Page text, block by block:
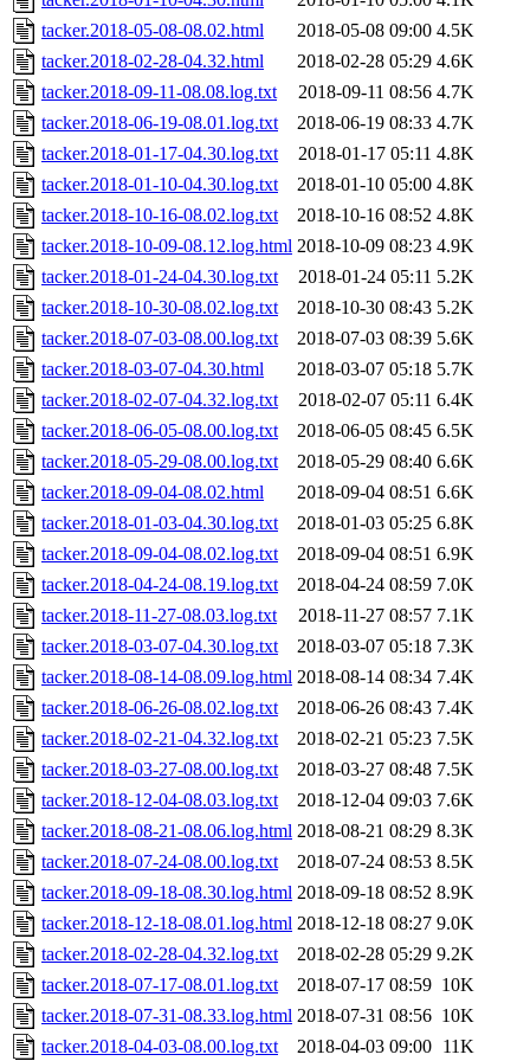
tacker.2018-05-08-08.02.html
2018-05-08 09:00 4.5K
tacker.2018-02-28-04.32.html
2018-02-28 05:29 4.6K
tacker.2018-09-11-08.08.log.txt
2018-09-11 08:56 4.7K
tacker.2018-06-19-08.01.log.txt
2018-06-19 08:33 4.7K
tacker.2018-01-17-04.30.log.txt
2018-01-17 05:11 4.8K
tacker.2018-01-10-04.30.log.txt
2018-01-10 05:00 4.8K
tacker.2018-10-16-08.02.log.txt
2018-10-16 08:52 4.8K
tacker.2018-10-09-08.12.log.html 2018-10-09 08:23 4.9K
tacker.2018-01-24-04.30.log.txt
2018-01-24 05:11 5.2K
tacker.2018-10-30-08.02.log.txt
2018-10-30 08:43 5.2K
tacker.2018-07-03-08.00.log.txt
2018-07-03 08:39 5.6K
tacker.2018-03-07-04.30.html
2018-03-07 05:18 5.7K
tacker.2018-02-07-04.32.log.txt
2018-02-07 05:11 6.4K
tacker.2018-06-05-08.00.log.txt
2018-06-05 08:45 6.5K
tacker.2018-05-29-08.00.log.txt
2018-05-29 08:40 6.6K
tacker.2018-09-04-08.02.html
2018-09-04 08:51 6.6K
tacker.2018-01-03-04.30.log.txt
2018-01-03 05:25 6.8K
tacker.2018-09-04-08.02.log.txt
2018-09-04 08:51 6.9K
tacker.2018-04-24-08.19.log.txt
2018-04-24 08:59 7.0K
tacker.2018-11-27-08.03.log.txt
2018-11-27 08:57 7.1K
tacker.2018-03-07-04.30.log.txt
2018-03-07 05:18 7.3K
tacker.2018-08-14-08.09.log.html 2018-08-14 08:34 7.4K
tacker.2018-06-26-08.02.log.txt
2018-06-26 08:43 7.4K
tacker.2018-02-21-04.32.log.txt
2018-02-21 05:23 7.5K
tacker.2018-03-27-08.00.log.txt
2018-03-27 08:48 7.5K
tacker.2018-12-04-08.03.log.txt
2018-12-04 09:03 7.6K
tacker.2018-08-21-08.06.log.html 2018-08-21 08:29 8.3K
tacker.2018-07-24-08.00.log.txt
2018-07-24 08:53 8.5K
tacker.2018-09-18-08.30.log.html 2018-09-18 08:52 8.9K
tacker.2018-12-18-08.01.log.html 2018-12-18 08:27 9.0K
tacker.2018-02-28-04.32.log.txt
2018-02-28 05:29 9.2K
tacker.2018-07-17-08.01.log.txt
2018-07-17 08:59 10K
tacker.2018-07-31-08.33.log.html 2018-07-31 08:56 10K
tacker.2018-04-03-08.00.log.txt
2018-04-03 09:00 11K